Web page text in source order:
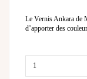
Le Vernis Ankara de
d’apporter des